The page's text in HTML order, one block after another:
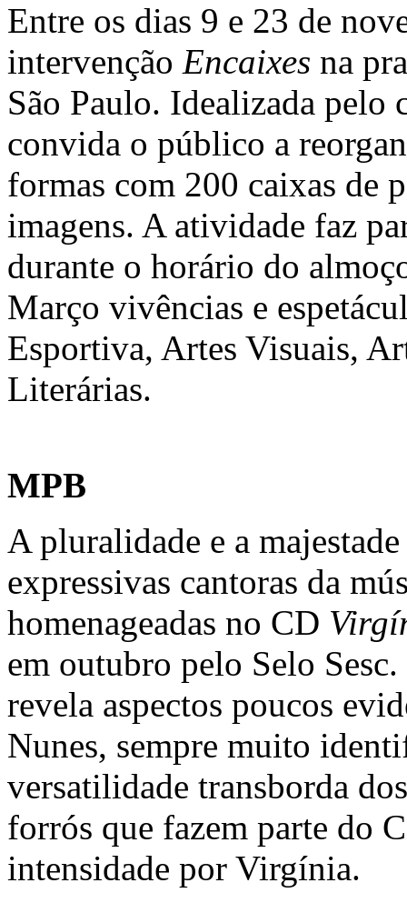
Entre os dias 9 e 23 de
intervenção Encaixes na
São Paulo. Idealizada
convida o público a
formas com 200 caixas de
imagens. A atividade faz
durante o horário do
Março vivências e
Esportiva, Artes Visuais,
Literárias.
MPB
A pluralidade e a
expressivas cantoras da
homenageadas no CD
em outubro pelo Selo
revela aspectos poucos
Nunes, sempre muito
versatilidade transborda
forrós que fazem parte do
intensidade por Virgínia.